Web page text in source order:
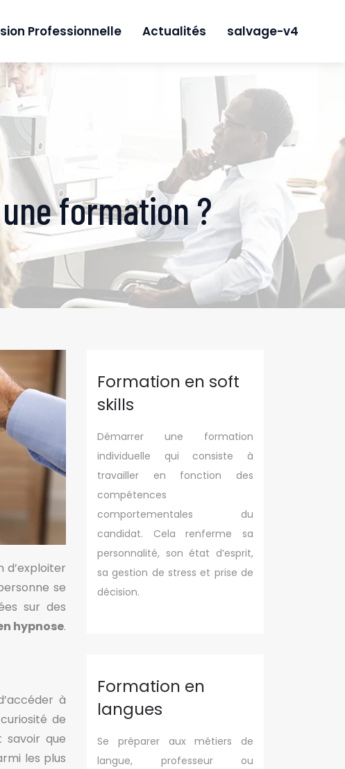
Professionnelle Actualités salvage-v4
formation ?
d’exploiter
se
sur des
hypnose.
à
de
savoir que
les plus
Formation en soft
skills
Démarrer une formation
individuelle qui consiste à
travailler en fonction des
compétences
comportementales du
candidat. Cela renferme sa
personnalité, son état d’esprit,
sa gestion de stress et prise de
décision.
Formation en
langues
Se préparer aux métiers de
langue, professeur ou